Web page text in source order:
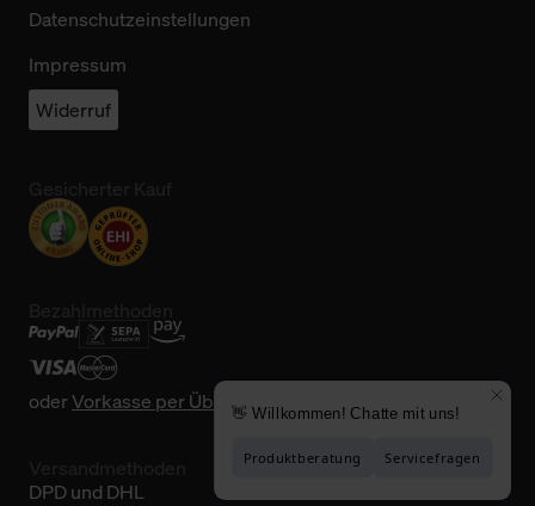
Datenschutzeinstellungen
Impressum
Widerruf
oderVorkasse per Überweisung
DPD und DHL